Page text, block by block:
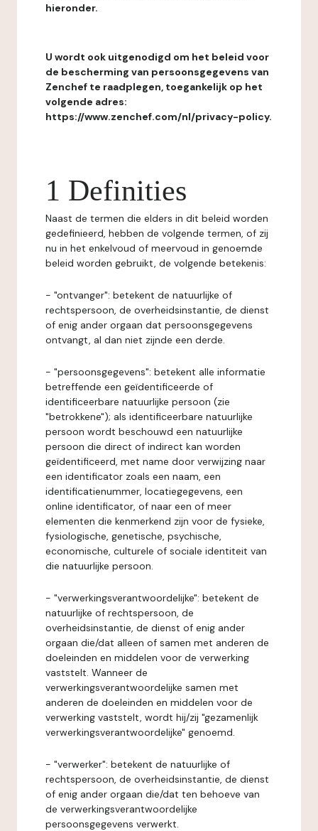
hieronder.
U wordt ook uitgenodigd om het beleid voor
de bescherming van persoonsgegevens van
Zenchef te raadplegen, toegankelijk op het
volgende adres:
https://www.zenchef.com/nl/privacy-policy.
1 Definities
Naast de termen die elders in dit beleid worden
gedefinieerd, hebben de volgende termen, of zij
nu in het enkelvoud of meervoud in genoemde
beleid worden gebruikt, de volgende betekenis:
- "ontvanger": betekent de natuurlijke of
rechtspersoon, de overheidsinstantie, de dienst
of enig ander orgaan dat persoonsgegevens
ontvangt, al dan niet zijnde een derde.
- "persoonsgegevens": betekent alle informatie
betreffende een geïdentificeerde of
identificeerbare natuurlijke persoon (zie
"betrokkene"); als identificeerbare natuurlijke
persoon wordt beschouwd een natuurlijke
persoon die direct of indirect kan worden
geïdentificeerd, met name door verwijzing naar
een identificator zoals een naam, een
identificatienummer, locatiegegevens, een
online identificator, of naar een of meer
elementen die kenmerkend zijn voor de fysieke,
fysiologische, genetische, psychische,
economische, culturele of sociale identiteit van
die natuurlijke persoon.
- "verwerkingsverantwoordelijke": betekent de
natuurlijke of rechtspersoon, de
overheidsinstantie, de dienst of enig ander
orgaan die/dat alleen of samen met anderen de
doeleinden en middelen voor de verwerking
vaststelt. Wanneer de
verwerkingsverantwoordelijke samen met
anderen de doeleinden en middelen voor de
verwerking vaststelt, wordt hij/zij "gezamenlijk
verwerkingsverantwoordelijke" genoemd.
- "verwerker": betekent de natuurlijke of
rechtspersoon, de overheidsinstantie, de dienst
of enig ander orgaan die/dat ten behoeve van
de verwerkingsverantwoordelijke
persoonsgegevens verwerkt.